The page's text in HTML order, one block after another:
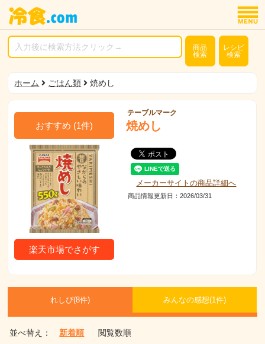
商品
検索
レシピ
検索
ホーム ごはん類 焼めし
おすすめ (1件)
楽天市場でさがす
テーブルマーク
焼めし
メーカーサイトの商品詳細へ
商品情報更新日：2026/03/31
れしぴ(8件) みんなの感想(1件)
並べ替え： 新着順 閲覧数順